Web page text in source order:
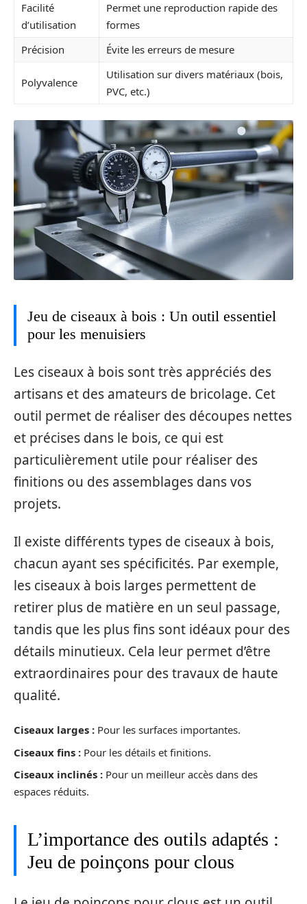
Facilité
d’utilisation
Permet une reproduction rapide des
formes
Précision
Évite les erreurs de mesure
Polyvalence
Utilisation sur divers matériaux (bois,
PVC, etc.)
Jeu de ciseaux à bois : Un outil essentiel
pour les menuisiers
Les ciseaux à bois sont très appréciés des
artisans et des amateurs de bricolage. Cet
outil permet de réaliser des découpes nettes
et précises dans le bois, ce qui est
particulièrement utile pour réaliser des
finitions ou des assemblages dans vos
projets.
Il existe différents types de ciseaux à bois,
chacun ayant ses spécificités. Par exemple,
les ciseaux à bois larges permettent de
retirer plus de matière en un seul passage,
tandis que les plus fins sont idéaux pour des
détails minutieux. Cela leur permet d’être
extraordinaires pour des travaux de haute
qualité.
Ciseaux larges : Pour les surfaces importantes.
Ciseaux fins : Pour les détails et finitions.
Ciseaux inclinés : Pour un meilleur accès dans des
espaces réduits.
L’importance des outils adaptés :
Jeu de poinçons pour clous